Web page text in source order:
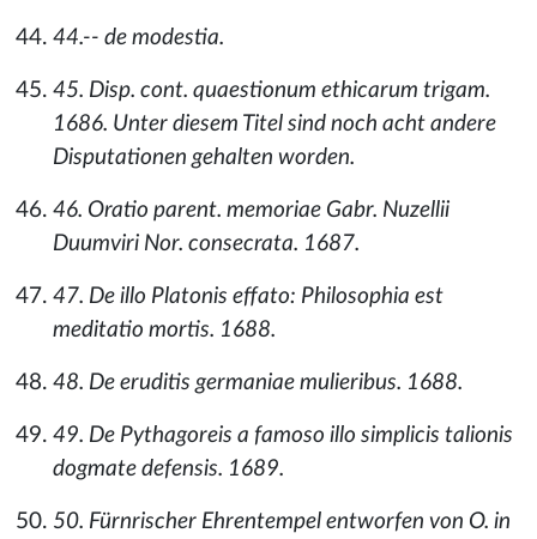
44.-- de modestia.
45. Disp. cont. quaestionum ethicarum trigam.
1686. Unter diesem Titel sind noch acht andere
Disputationen gehalten worden.
46. Oratio parent. memoriae Gabr. Nuzellii
Duumviri Nor. consecrata. 1687.
47. De illo Platonis effato: Philosophia est
meditatio mortis. 1688.
48. De eruditis germaniae mulieribus. 1688.
49. De Pythagoreis a famoso illo simplicis talionis
dogmate defensis. 1689.
50. Fürnrischer Ehrentempel entworfen von O. in